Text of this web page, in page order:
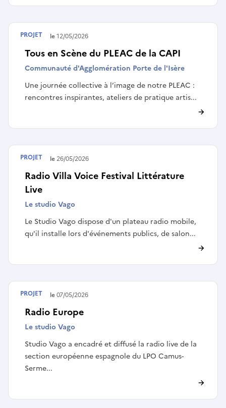
Tous en Scène du PLEAC de la CAPI
Communauté d'Agglomération Porte de l'Isère
Une journée collective à l’image de notre PLEAC :
rencontres inspirantes, ateliers de pratique artis...
Terminé le12/05/2026
PROJET
Radio Villa Voice Festival Littérature
Live
Le studio Vago
Le Studio Vago dispose d'un plateau radio mobile,
qu'il installe lors d'événements publics, de salon...
Terminé le26/05/2026
PROJET
Radio Europe
Le studio Vago
Studio Vago a encadré et diffusé la radio live de la
section européenne espagnole du LPO Camus-
Serme...
Terminé le07/05/2026
PROJET